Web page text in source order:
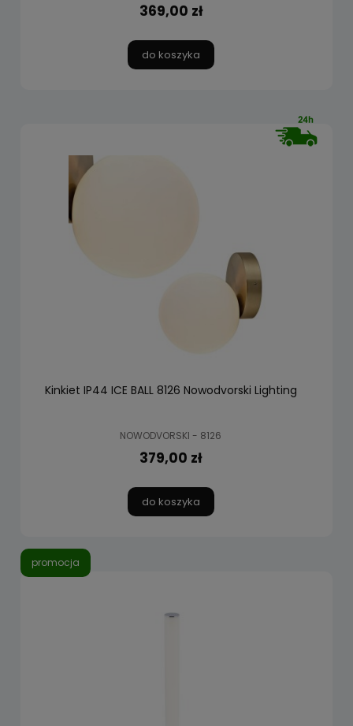
369,00 zł
do koszyka
Kinkiet IP44 ICE BALL 8126 Nowodvorski Lighting
NOWODVORSKI - 8126
379,00 zł
do koszyka
promocja